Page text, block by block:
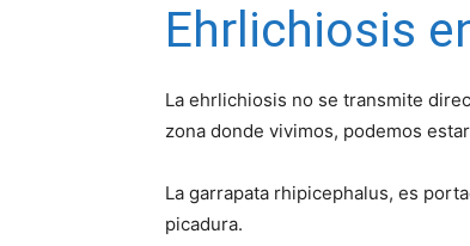
Ehrlichiosis
La ehrlichiosis no se transmite
zona donde vivimos, podemos
La garrapata rhipicephalus, es
picadura.